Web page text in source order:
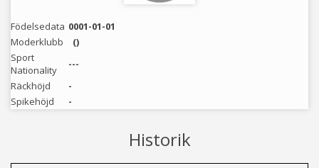
Födelsedata 0001-01-01
Moderklubb
()
Sport
Nationality
---
Räckhöjd
-
Spikehöjd
-
Historik